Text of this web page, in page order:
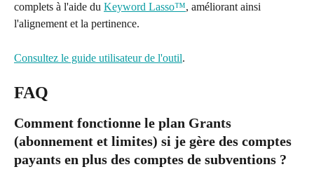
complets à l'aide du Keyword Lasso™, améliorant ainsi
l'alignement et la pertinence.
Consultez le guide utilisateur de l'outil.
FAQ
Comment fonctionne le plan Grants
(abonnement et limites) si je gère des comptes
payants en plus des comptes de subventions ?